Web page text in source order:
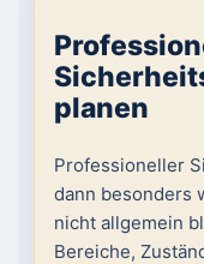
planen
Professioneller
dann besonders
nicht allgemein
Bereiche,